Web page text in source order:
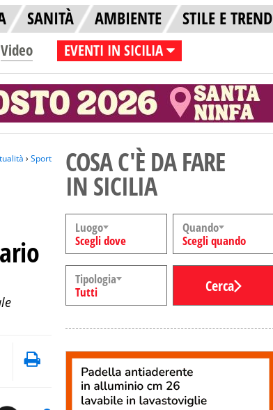
SANITÀ AMBIENTE STILE E TREND
Video EVENTI IN SICILIA
› Sport COSA C'È DA FARE
IN SICILIA
Luogo
Scegli dove
Quando
Scegli quando
Tipologia
Tutti
Cerca